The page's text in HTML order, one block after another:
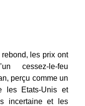
les prix ont
cessez-le-feu
perçu comme un
les Etats-Unis et
incertaine et les